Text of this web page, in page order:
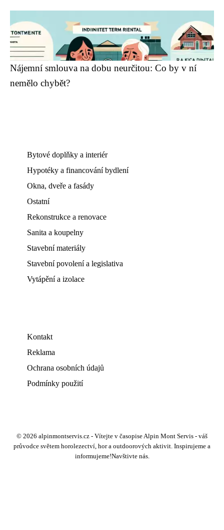
Nájemní smlouva na dobu neurčitou: Co by v ní
nemělo chybět?
Bytové doplňky a interiér
Hypotéky a financování bydlení
Okna, dveře a fasády
Ostatní
Rekonstrukce a renovace
Sanita a koupelny
Stavební materiály
Stavební povolení a legislativa
Vytápění a izolace
Kontakt
Reklama
Ochrana osobních údajů
Podmínky použití
© 2026 alpinmontservis.cz - Vítejte v časopise Alpin Mont Servis - váš
průvodce světem horolezectví, hor a outdoorových aktivit. Inspirujeme a
informujeme!Navštivte nás.